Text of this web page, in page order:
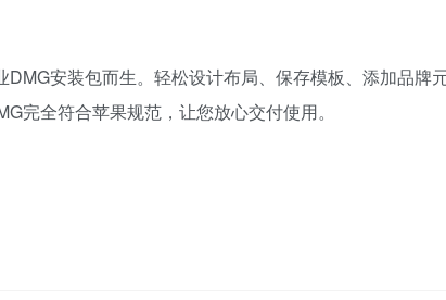
DMG安装包而生。轻松设计布局、保存模板、添加品牌
完全符合苹果规范，让您放心交付使用。